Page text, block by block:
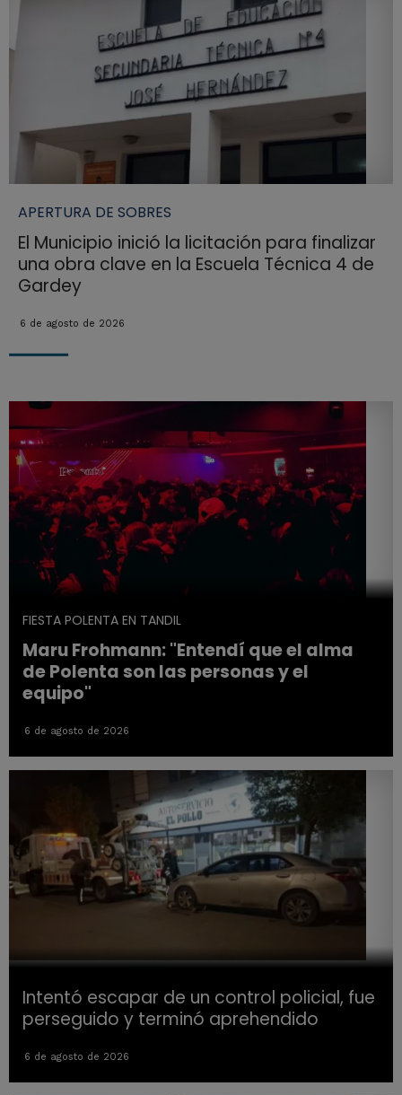
APERTURA DE SOBRES
El Municipio inició la licitación para finalizar
una obra clave en la Escuela Técnica 4 de
Gardey
6 de agosto de 2026
FIESTA POLENTA EN TANDIL
Maru Frohmann: "Entendí que el alma
de Polenta son las personas y el
equipo"
6 de agosto de 2026
Intentó escapar de un control policial, fue
perseguido y terminó aprehendido
6 de agosto de 2026